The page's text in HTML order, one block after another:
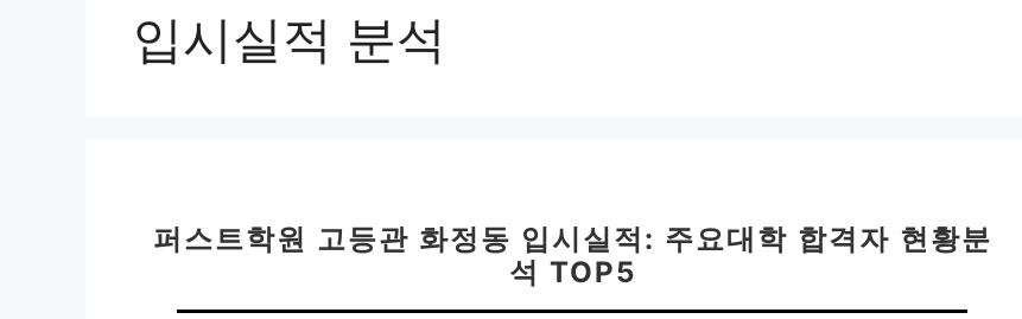
입시실적 분석
퍼스트학원 고등관 화정동 입시실적: 주요대학 합격자 현황분
석 TOP5